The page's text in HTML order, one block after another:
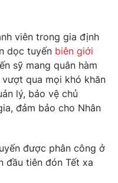
viên trong gia định
dọc tuyến biên giới
sỹ mang quân hàm
qua mọi khó khăn
lý, bảo vệ chủ
đảm bảo cho Nhân
được phân công ở
đầu tiên đón Tết xa